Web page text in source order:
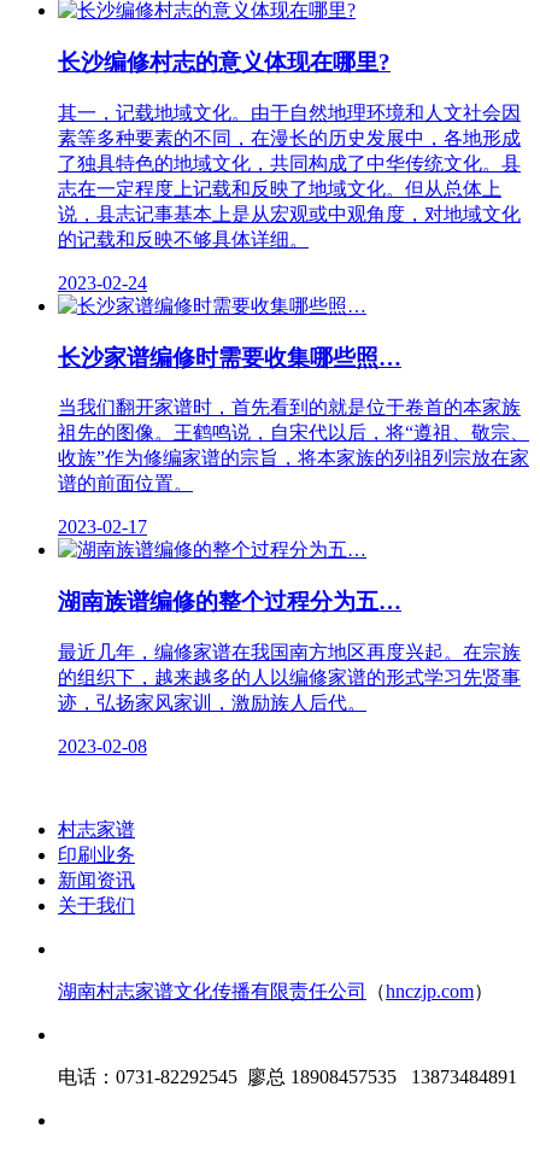
长沙编修村志的意义体现在哪里?
其一，记载地域文化。由于自然地理环境和人文社会因
素等多种要素的不同，在漫长的历史发展中，各地形成
了独具特色的地域文化，共同构成了中华传统文化。县
志在一定程度上记载和反映了地域文化。但从总体上
说，县志记事基本上是从宏观或中观角度，对地域文化
的记载和反映不够具体详细。
2023-02-24
长沙家谱编修时需要收集哪些照…
当我们翻开家谱时，首先看到的就是位于卷首的本家族
祖先的图像。王鹤鸣说，自宋代以后，将“遵祖、敬宗、
收族”作为修编家谱的宗旨，将本家族的列祖列宗放在家
谱的前面位置。
2023-02-17
湖南族谱编修的整个过程分为五…
最近几年，编修家谱在我国南方地区再度兴起。在宗族
的组织下，越来越多的人以编修家谱的形式学习先贤事
迹，弘扬家风家训，激励族人后代。
2023-02-08
村志家谱
印刷业务
新闻资讯
关于我们
湖南村志家谱文化传播有限责任公司 （hnczjp.com）
电话：0731-82292545 廖总 18908457535 13873484891